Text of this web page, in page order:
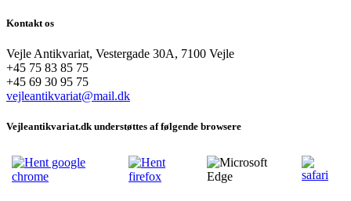
Kontakt os
Vejle Antikvariat, Vestergade 30A, 7100 Vejle
+45 75 83 85 75
+45 69 30 95 75
vejleantikvariat@mail.dk
Vejleantikvariat.dk understøttes af følgende browsere